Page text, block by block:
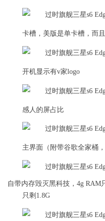
卡槽，美版是单卡槽，而
开机显示有v家logo
感人的屏占比
主界面（附带谷歌全家桶
自带内存毁灭黑科技，4g RAM
只剩1.8G